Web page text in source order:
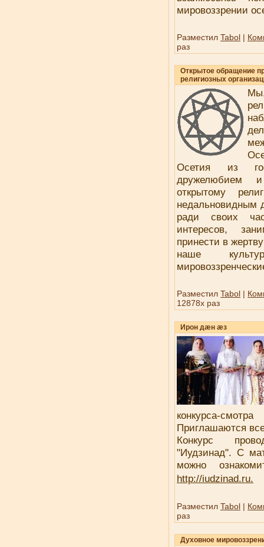
мировоззрении
Разместил Tabol |
раз
Открытое обращение
религиозных
Осетия из
дружелюбием
открытому
недальновидным
ради своих
интересов,
принести в
наше
Разместил Tabol |
12878x раз
Ирон дæн æз
конкурса-
Приглашаются
Конкурс
"Иудзинад". С
можно
http://iudzinad.ru.
Разместил Tabol |
раз
Духовное